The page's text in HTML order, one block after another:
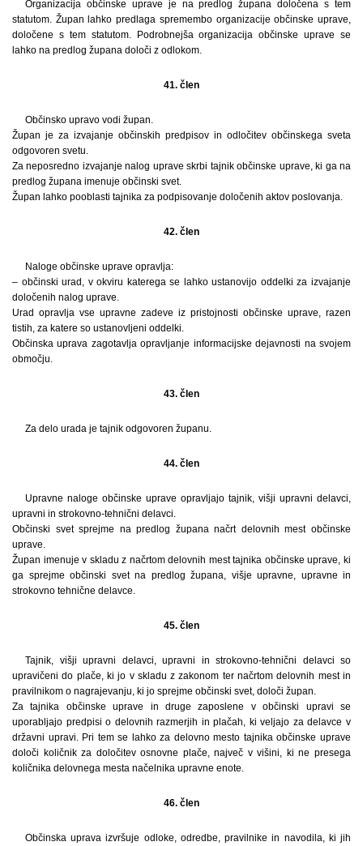
Organizacija občinske uprave je na predlog župana določena s tem
statutom. Župan lahko predlaga spremembo organizacije občinske uprave,
določene s tem statutom. Podrobnejša organizacija občinske uprave se
lahko na predlog župana določi z odlokom.
41. člen
Občinsko upravo vodi župan.
Župan je za izvajanje občinskih predpisov in odločitev občinskega sveta
odgovoren svetu.
Za neposredno izvajanje nalog uprave skrbi tajnik občinske uprave, ki ga na
predlog župana imenuje občinski svet.
Župan lahko pooblasti tajnika za podpisovanje določenih aktov poslovanja.
42. člen
Naloge občinske uprave opravlja:
– občinski urad, v okviru katerega se lahko ustanovijo oddelki za izvajanje
določenih nalog uprave.
Urad opravlja vse upravne zadeve iz pristojnosti občinske uprave, razen
tistih, za katere so ustanovljeni oddelki.
Občinska uprava zagotavlja opravljanje informacijske dejavnosti na svojem
območju.
43. člen
Za delo urada je tajnik odgovoren županu.
44. člen
Upravne naloge občinske uprave opravljajo tajnik, višji upravni delavci,
upravni in strokovno-tehnični delavci.
Občinski svet sprejme na predlog župana načrt delovnih mest občinske
uprave.
Župan imenuje v skladu z načrtom delovnih mest tajnika občinske uprave, ki
ga sprejme občinski svet na predlog župana, višje upravne, upravne in
strokovno tehnične delavce.
45. člen
Tajnik, višji upravni delavci, upravni in strokovno-tehnični delavci so
upravičeni do plače, ki jo v skladu z zakonom ter načrtom delovnih mest in
pravilnikom o nagrajevanju, ki jo sprejme občinski svet, določi župan.
Za tajnika občinske uprave in druge zaposlene v občinski upravi se
uporabljajo predpisi o delovnih razmerjih in plačah, ki veljajo za delavce v
državni upravi. Pri tem se lahko za delovno mesto tajnika občinske uprave
določi količnik za določitev osnovne plače, največ v višini, ki ne presega
količnika delovnega mesta načelnika upravne enote.
46. člen
Občinska uprava izvršuje odloke, odredbe, pravilnike in navodila, ki jih